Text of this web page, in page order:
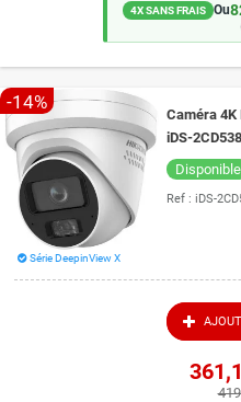
4X SANS FRAIS Ou
-14%
Caméra
iDS-
mètres
Disponible
Ref : iDS-
Série DeepinView X